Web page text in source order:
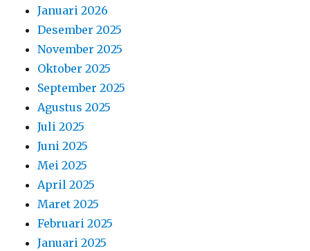
Januari 2026
Desember 2025
November 2025
Oktober 2025
September 2025
Agustus 2025
Juli 2025
Juni 2025
Mei 2025
April 2025
Maret 2025
Februari 2025
Januari 2025